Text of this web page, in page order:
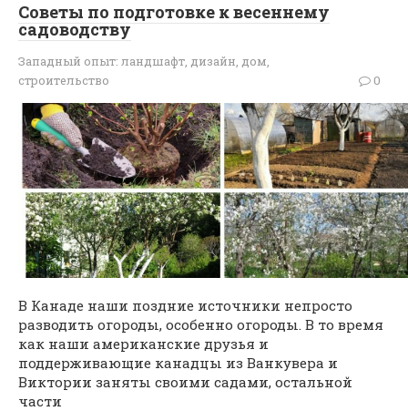
Советы по подготовке к весеннему
садоводству
Западный опыт: ландшафт, дизайн, дом,
строительство
0
В Канаде наши поздние источники непросто
разводить огороды, особенно огороды. В то время
как наши американские друзья и
поддерживающие канадцы из Ванкувера и
Виктории заняты своими садами, остальной
части